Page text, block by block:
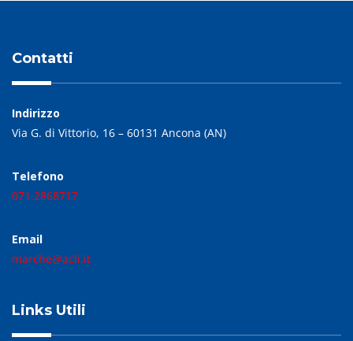
Contatti
Indirizzo
Via G. di Vittorio, 16 – 60131 Ancona (AN)
Telefono
071.2868717
Email
marche@acli.it
Links Utili